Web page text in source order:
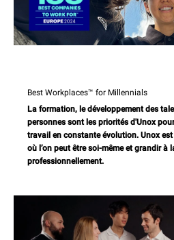
Best Workplaces™ for Millennials
La formation, le développement des
personnes sont les priorités d'Unox
travail en constante évolution. Unox
où l’on peut être soi-même et grandir à
professionnellement.